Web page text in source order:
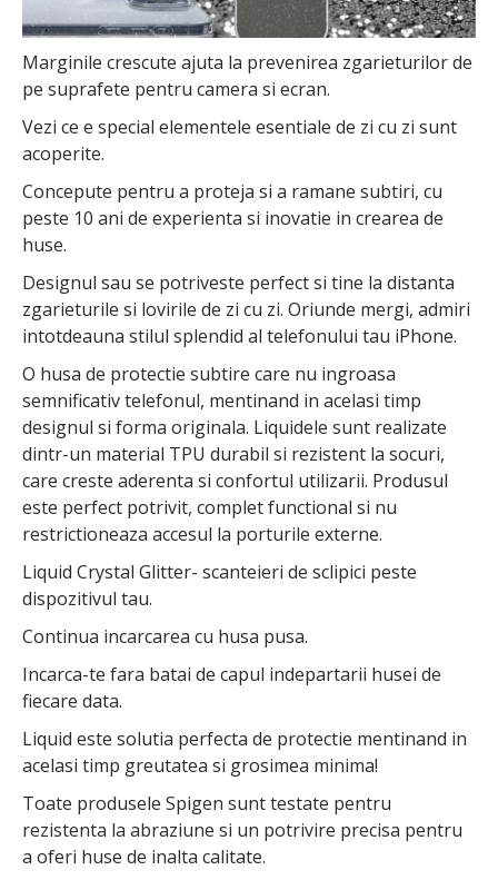
Marginile crescute ajuta la prevenirea zgarieturilor de
pe suprafete pentru camera si ecran.
Vezi ce e special elementele esentiale de zi cu zi sunt
acoperite.
Concepute pentru a proteja si a ramane subtiri, cu
peste 10 ani de experienta si inovatie in crearea de
huse.
Designul sau se potriveste perfect si tine la distanta
zgarieturile si lovirile de zi cu zi. Oriunde mergi, admiri
intotdeauna stilul splendid al telefonului tau iPhone.
O husa de protectie subtire care nu ingroasa
semnificativ telefonul, mentinand in acelasi timp
designul si forma originala. Liquidele sunt realizate
dintr-un material TPU durabil si rezistent la socuri,
care creste aderenta si confortul utilizarii. Produsul
este perfect potrivit, complet functional si nu
restrictioneaza accesul la porturile externe.
Liquid Crystal Glitter- scanteieri de sclipici peste
dispozitivul tau.
Continua incarcarea cu husa pusa.
Incarca-te fara batai de capul indepartarii husei de
fiecare data.
Liquid este solutia perfecta de protectie mentinand in
acelasi timp greutatea si grosimea minima!
Toate produsele Spigen sunt testate pentru
rezistenta la abraziune si un potrivire precisa pentru
a oferi huse de inalta calitate.